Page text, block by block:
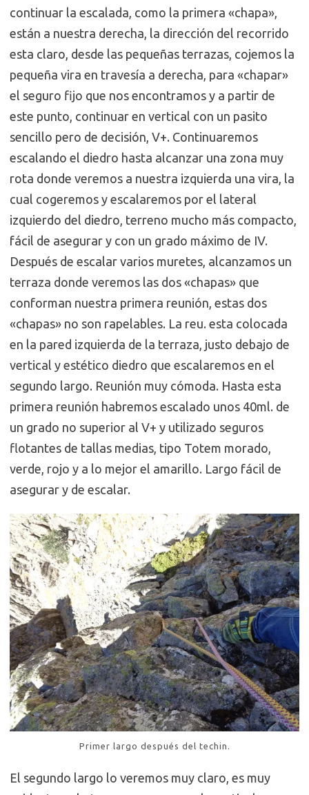
continuar la escalada, como la primera «chapa»,
están a nuestra derecha, la dirección del recorrido
esta claro, desde las pequeñas terrazas, cojemos la
pequeña vira en travesía a derecha, para «chapar»
el seguro fijo que nos encontramos y a partir de
este punto, continuar en vertical con un pasito
sencillo pero de decisión, V+. Continuaremos
escalando el diedro hasta alcanzar una zona muy
rota donde veremos a nuestra izquierda una vira, la
cual cogeremos y escalaremos por el lateral
izquierdo del diedro, terreno mucho más compacto,
fácil de asegurar y con un grado máximo de IV.
Después de escalar varios muretes, alcanzamos un
terraza donde veremos las dos «chapas» que
conforman nuestra primera reunión, estas dos
«chapas» no son rapelables. La reu. esta colocada
en la pared izquierda de la terraza, justo debajo de
vertical y estético diedro que escalaremos en el
segundo largo. Reunión muy cómoda. Hasta esta
primera reunión habremos escalado unos 40ml. de
un grado no superior al V+ y utilizado seguros
flotantes de tallas medias, tipo Totem morado,
verde, rojo y a lo mejor el amarillo. Largo fácil de
asegurar y de escalar.
Primer largo después del techin.
El segundo largo lo veremos muy claro, es muy